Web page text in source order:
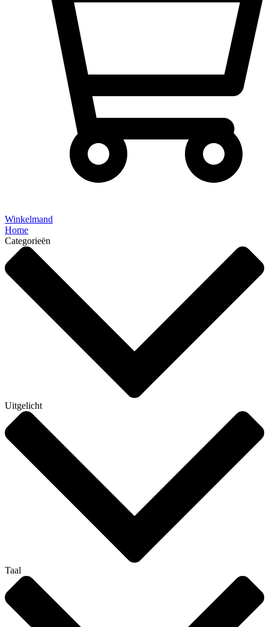
Winkelmand
Home
Categorieën
Uitgelicht
Taal